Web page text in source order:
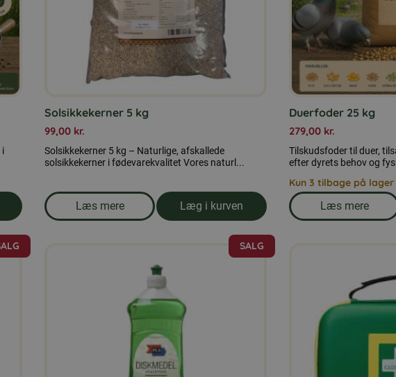
i
kg
Solsikkekerner 5 kg
99,00 kr.
Solsikkekerner 5 kg – Naturlige, afskallede
solsikkekerner i fødevarekvalitet Vores naturl...
Læs mere
om produkten Solsikkekerner 5 kg
Læg i kurven
Duerfoder 25 kg
279,00 kr.
Tilskudsfoder til duer,
efter dyrets behov og
Kun 3 tilbage på lager
Læs mere
om
SALG